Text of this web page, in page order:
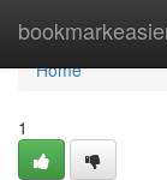
Home
Home
1